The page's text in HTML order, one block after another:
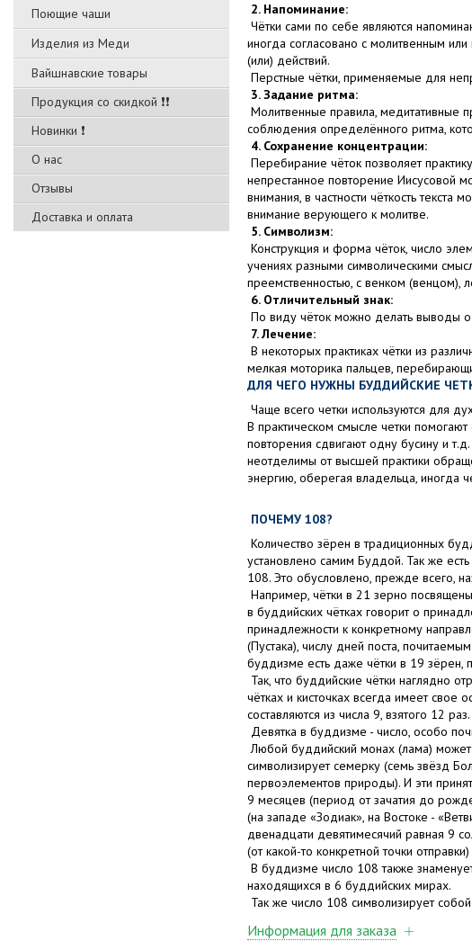
Поющие чаши
Изделия из Меди
Вайшнавские товары
Продукция со скидкой ❗❗
Новинки ❗
О нас
Отзывы
Доставка и оплата
2. Напоминание:
Чётки сами по себе являются
иногда согласовано с молитвенным
(или) действий.
Перстные чётки, применяемые для
3. Задание ритма:
Молитвенные правила, медитативные
соблюдения определённого ритма,
4. Сохранение концентрации:
Перебирание чёток позволяет
непрестанное повторение Иисусовой
внимания, в частности чёткость
внимание верующего к молитве.
5. Символизм:
Конструкция и форма чёток, число
учениях разными символическими
преемственностью, с венком (венцом),
6. Отличительный знак:
По виду чёток можно делать выводы о
7. Лечение:
В некоторых практиках чётки из
мелкая моторика пальцев,
ДЛЯ ЧЕГО НУЖНЫ БУДДИЙСКИЕ
Чаще всего четки используются для
В практическом смысле четки
повторения сдвигают одну бусину и
неотделимы от высшей практики
энергию, оберегая владельца, иногда
ПОЧЕМУ 108?
Количество зёрен в традиционных
установлено самим Буддой. Так же
108. Это обусловлено, прежде всего,
Например, чётки в 21 зерно
в буддийских чётках говорит о
принадлежности к конкретному
(Пустака), числу дней поста,
буддизме есть даже чётки в 19
Так, что буддийские чётки наглядно
чётках и кисточках всегда имеет свое
составляются из числа 9, взятого 12 раз.
Девятка в буддизме - число, особо
Любой буддийский монах (лама) может
символизирует семерку (семь звёзд
первоэлементов природы). И эти
9 месяцев (период от зачатия до
(на западе «Зодиак», на Востоке -
двенадцати девятимесячий равная 9
(от какой-то конкретной точки
В буддизме число 108 также
находящихся в 6 буддийских мирах.
Так же число 108 символизирует
Информация для заказа